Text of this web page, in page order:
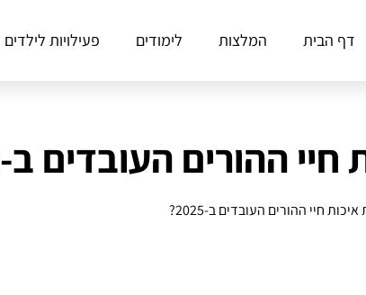
דף הבית המלצות לימודים פעילויות לילדים
ההורים העובדים ב-2025?
חיי ההורים העובדים ב-2025?